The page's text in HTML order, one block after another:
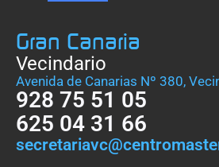
Gran Canaria
Vecindario
Avenida de Canarias Nº 380,
928 75 51 05
625 04 31 66